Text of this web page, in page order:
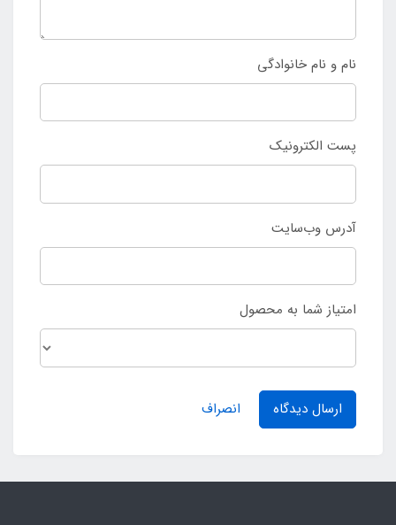
نام و نام خانوادگی
پست الکترونیک
آدرس وب‌سایت
امتیاز شما به محصول
ارسال دیدگاه انصراف